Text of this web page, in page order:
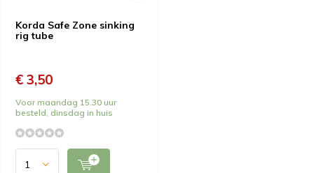
Korda Safe Zone sinking
rig tube
€ 3,50
Voor maandag 15.30 uur
besteld, dinsdag in huis